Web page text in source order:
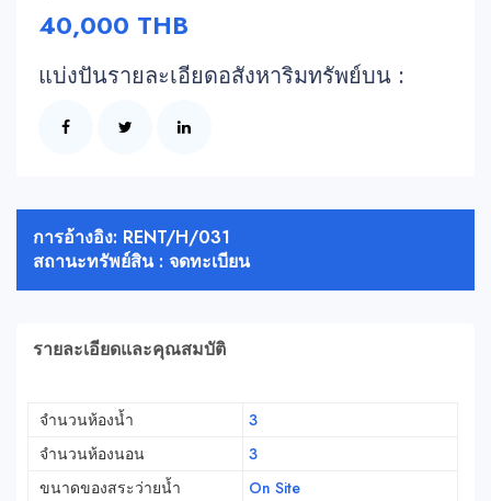
40,000 THB
แบ่งปันรายละเอียดอสังหาริมทรัพย์บน :
การอ้างอิง: RENT/H/031
สถานะทรัพย์สิน : จดทะเบียน
รายละเอียดและคุณสมบัติ
จำนวนห้องน้ำ
3
จำนวนห้องนอน
3
ขนาดของสระว่ายน้ำ
On Site